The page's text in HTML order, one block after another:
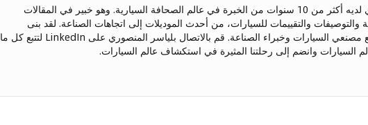
ياسر المنصوري لديه أكثر من 10 سنوات من الخبرة في عالم الصحافة السيارية. وهو خبير في المقالات
والتوصيفات والتقييمات للسيارات، من أحدث الموديلات إلى اتجاهات الصناعة. لقد بنى
علاقات قوية مع مصنعي السيارات وخبراء الصناعة. قم بالاتصال بلياسر المنصوري على LinkedIn لتتبع كل ما
السيارات وانضم إلى رحلتنا المثيرة في استكشاف عالم السيارات.